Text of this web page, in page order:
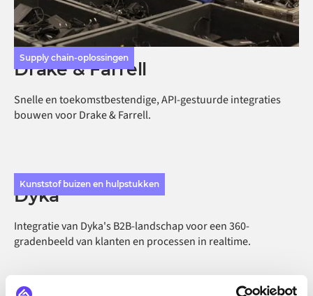
Supply chain-oplossingen
Drake & Farrell
Snelle en toekomstbestendige, API-gestuurde integraties
bouwen voor Drake & Farrell.
Kunststof buizen en hulpstukken
Dyka
Integratie van Dyka's B2B-landschap voor een 360-
gradenbeeld van klanten en processen in realtime.